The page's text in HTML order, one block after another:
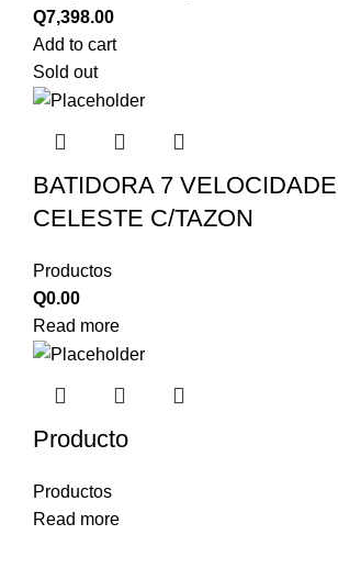
Q7,398.00
Add to cart
Sold out
BATIDORA 7
CELESTE C/TAZON
Productos
Q0.00
Read more
Producto
Productos
Read more